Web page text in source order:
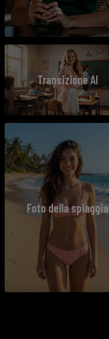
Transizione AI
Foto della spiaggia